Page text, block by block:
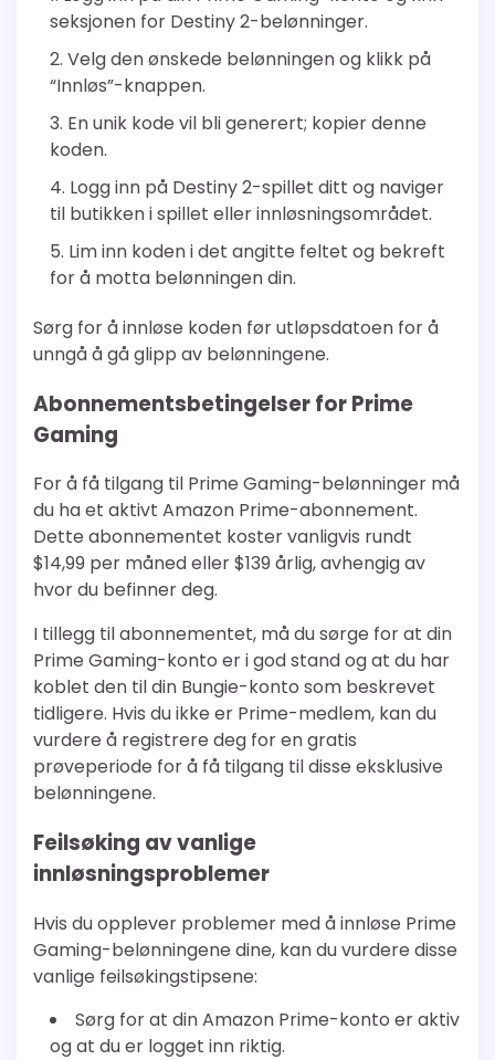
seksjonen for Destiny 2-belønninger.
Velg den ønskede belønningen og klikk på
“Innløs”-knappen.
En unik kode vil bli generert; kopier denne
koden.
Logg inn på Destiny 2-spillet ditt og naviger
til butikken i spillet eller innløsningsområdet.
Lim inn koden i det angitte feltet og bekreft
for å motta belønningen din.
Sørg for å innløse koden før utløpsdatoen for å
unngå å gå glipp av belønningene.
Abonnementsbetingelser for Prime
Gaming
For å få tilgang til Prime Gaming-belønninger må
du ha et aktivt Amazon Prime-abonnement.
Dette abonnementet koster vanligvis rundt
$14,99 per måned eller $139 årlig, avhengig av
hvor du befinner deg.
I tillegg til abonnementet, må du sørge for at din
Prime Gaming-konto er i god stand og at du har
koblet den til din Bungie-konto som beskrevet
tidligere. Hvis du ikke er Prime-medlem, kan du
vurdere å registrere deg for en gratis
prøveperiode for å få tilgang til disse eksklusive
belønningene.
Feilsøking av vanlige
innløsningsproblemer
Hvis du opplever problemer med å innløse Prime
Gaming-belønningene dine, kan du vurdere disse
vanlige feilsøkingstipsene:
Sørg for at din Amazon Prime-konto er aktiv
og at du er logget inn riktig.